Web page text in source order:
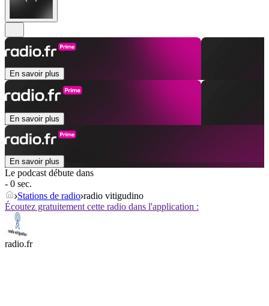
En savoir plus
En savoir plus
En savoir plus
Le podcast débute dans
- 0 sec.
Stations de radio radio vitigudino
Écoutez gratuitement cette radio dans l'application :
radio.fr